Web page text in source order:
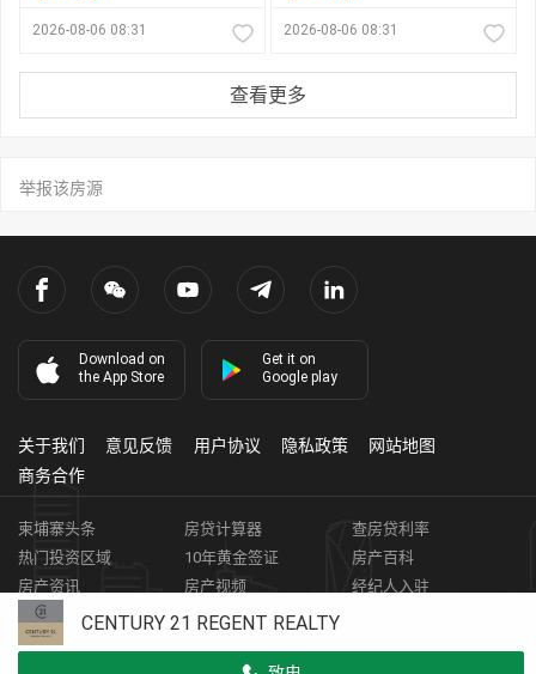
2026-08-06 08:31 2026-08-06 08:31
查看更多
举报该房源
CENTURY 21 REGENT REALTY
Download on
the App Store
Get it on
Google play
关于我们 意见反馈 用户协议 隐私政策
网站地图
商务合作
柬埔寨头条 房贷计算器
查房贷利率
热门投资区域
10年黄金签证
房产百科
房产资讯
房产视频
经纪人入驻
获取客资
柬埔寨房地产APP
HARBOR PROPERTY CO., LTD.